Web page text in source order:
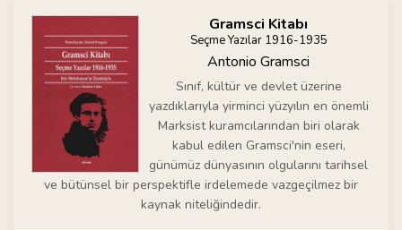
Gramsci Kitabı
Seçme Yazılar 1916-1935
Antonio Gramsci
Sınıf, kültür ve devlet üzerine
yazdıklarıyla yirminci yüzyılın en önemli
Marksist kuramcılarından biri olarak
kabul edilen Gramsci'nin eseri,
günümüz dünyasının olgularını tarihsel
ve bütünsel bir perspektifle irdelemede vazgeçilmez bir
kaynak niteliğindedir.